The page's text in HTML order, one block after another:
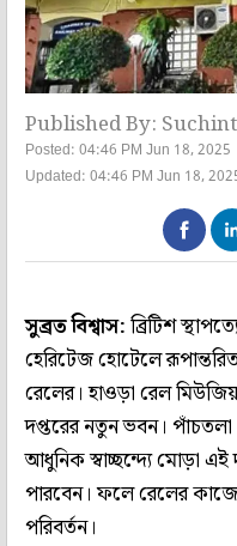
Published By:
Posted: 04:46 PM Jun 18, 2025
Updated: 04:46 PM Jun 18,
সুব্রত বিশ্বাস:ব্রিটিশ
হেরিটেজ হোটেলে
রেলের। হাওড়া রেল
দপ্তরের নতুন ভবন।
আধুনিক স্বাচ্ছন্দ্যে মোড়া
পারবেন। ফলে রেলের
পরিবর্তন।